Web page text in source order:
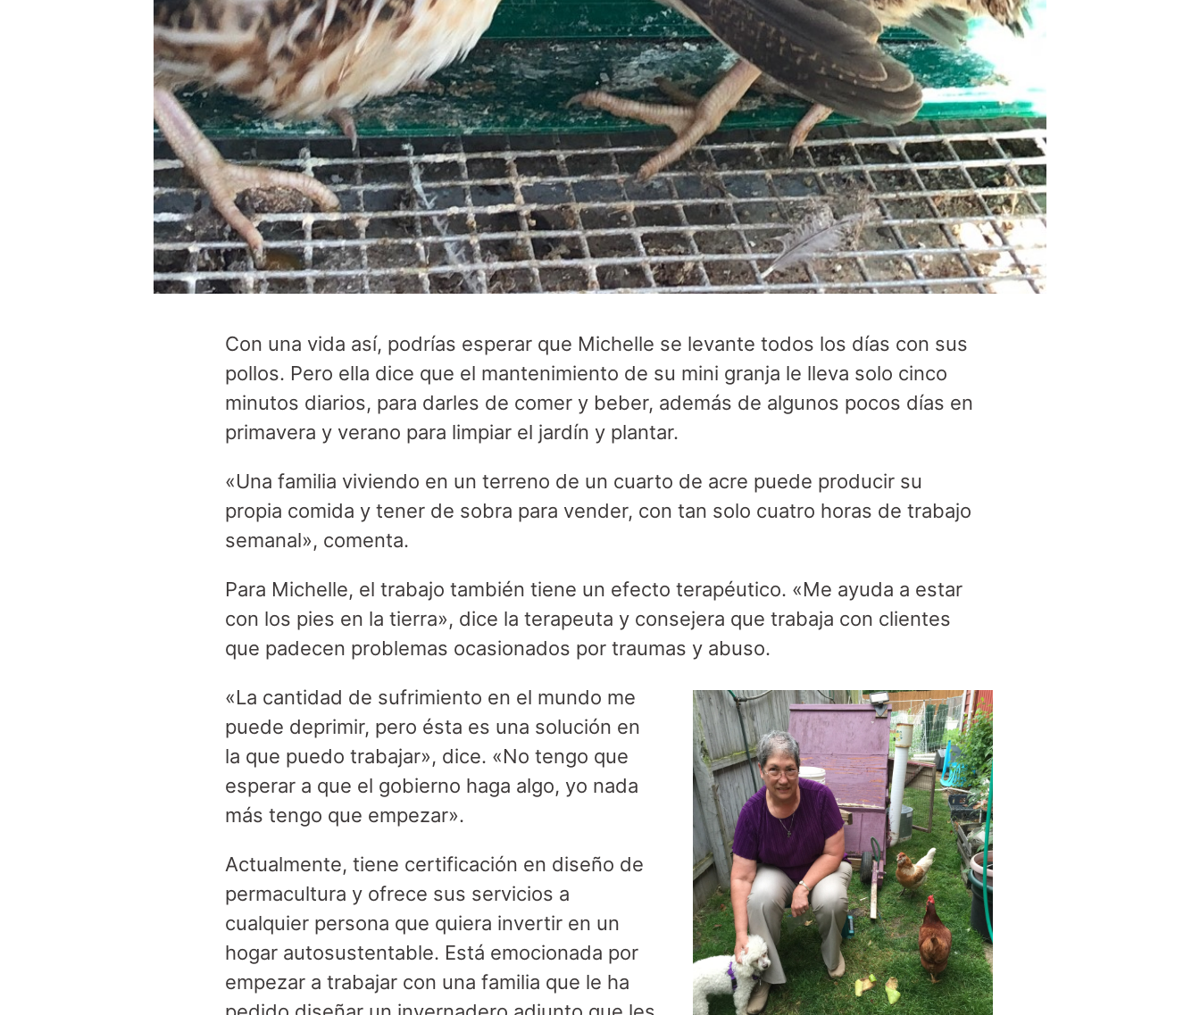
Con una vida así, podrías esperar que Michelle se levante todos los días con sus
pollos. Pero ella dice que el mantenimiento de su mini granja le lleva solo cinco
minutos diarios, para darles de comer y beber, además de algunos pocos días en
primavera y verano para limpiar el jardín y plantar.
«Una familia viviendo en un terreno de un cuarto de acre puede producir su
propia comida y tener de sobra para vender, con tan solo cuatro horas de trabajo
semanal», comenta.
Para Michelle, el trabajo también tiene un efecto terapéutico. «Me ayuda a estar
con los pies en la tierra», dice la terapeuta y consejera que trabaja con clientes
que padecen problemas ocasionados por traumas y abuso.
«La cantidad de sufrimiento en el mundo me
puede deprimir, pero ésta es una solución en
la que puedo trabajar», dice. «No tengo que
esperar a que el gobierno haga algo, yo nada
más tengo que empezar».
Actualmente, tiene certificación en diseño de
permacultura y ofrece sus servicios a
cualquier persona que quiera invertir en un
hogar autosustentable. Está emocionada por
empezar a trabajar con una familia que le ha